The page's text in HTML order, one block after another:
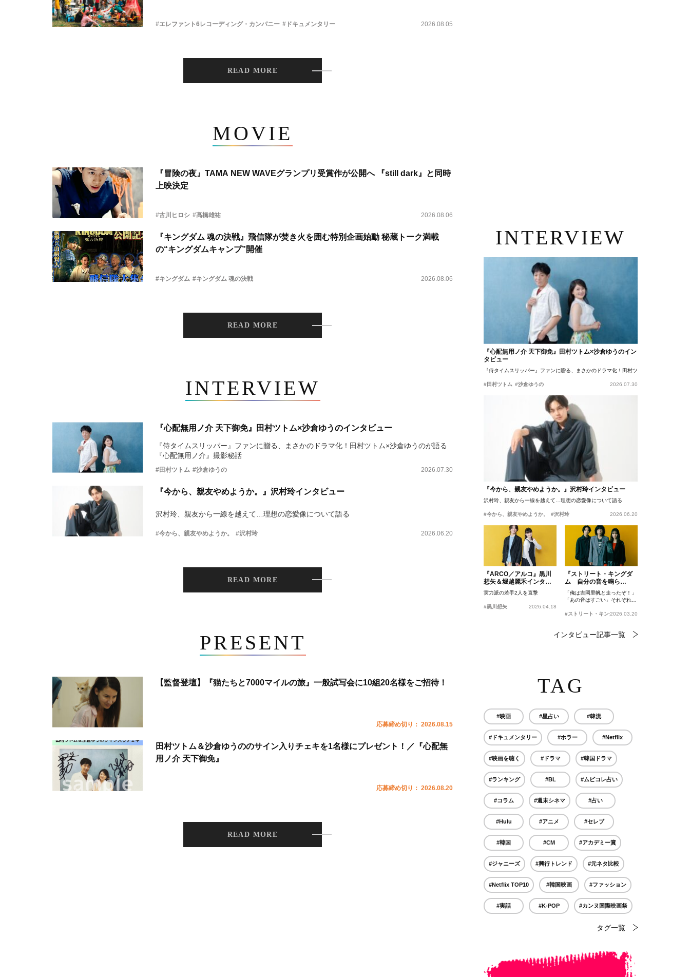
#エレファント6レコーディング・カンパニー #ドキュメンタリー 2026.08.05
READ MORE
MOVIE
『冒険の夜』TAMA NEW WAVEグランプリ受賞作が公開へ 『still dark』と同時
上映決定
#古川ヒロシ #髙橋雄祐 2026.08.06
『キングダム 魂の決戦』飛信隊が焚き火を囲む特別企画始動 秘蔵トーク満載
の“キングダムキャンプ”開催
#キングダム #キングダム 魂の決戦 2026.08.06
READ MORE
INTERVIEW
『心配無用ノ介 天下御免』田村ツトム×沙倉ゆうのインタビュー
『侍タイムスリッパー』ファンに贈る、まさかのドラマ化！田村ツトム×沙倉ゆうのが語る
『心配無用ノ介』撮影秘話
#田村ツトム #沙倉ゆうの 2026.07.30
『今から、親友やめようか。』沢村玲インタビュー
沢村玲、親友から一線を越えて…理想の恋愛像について語る
#今から、親友やめようか。 #沢村玲 2026.06.20
READ MORE
PRESENT
【監督登壇】『猫たちと7000マイルの旅』一般試写会に10組20名様をご招待！
応募締め切り： 2026.08.15
田村ツトム＆沙倉ゆうののサイン入りチェキを1名様にプレゼント！／『心配無
用ノ介 天下御免』
応募締め切り： 2026.08.20
READ MORE
INTERVIEW
『心配無用ノ介 天下御免』田村ツトム×沙倉ゆうのイン
タビュー
『侍タイムスリッパー』ファンに贈る、まさかのドラマ化！田村ツトム×沙倉ゆうのが語
#田村ツトム #沙倉ゆうの 2026.07.30
『今から、親友やめようか。』沢村玲インタビュー
沢村玲、親友から一線を越えて…理想の恋愛像について語る
#今から、親友やめようか。 #沢村玲 2026.06.20
『ARCO／アルコ』黒川
想矢＆堀越麗禾インタビ
ュー
実力派の若手2人を直撃
#黒川想矢 2026.04.18
『ストリート・キングダ
ム 自分の音を鳴ら
せ。』峯田和伸、若葉竜
也、吉岡里帆インタビュ
ー
「俺は吉岡里帆と走ったぞ！」
「あの音はすごい」それぞれの
#ストリート・キングダム 自分の音を鳴らせ。
2026.03.20
インタビュー記事一覧
TAG
#映画 #星占い #韓流
#ドキュメンタリー #ホラー #Netflix
#映画を聴く #ドラマ #韓国ドラマ
#ランキング #BL #ムビコレ占い
#コラム #週末シネマ #占い
#Hulu #アニメ #セレブ
#韓国 #CM #アカデミー賞
#ジャニーズ #興行トレンド #元ネタ比較
#Netflix TOP10 #韓国映画 #ファッション
#実話 #K-POP #カンヌ国際映画祭
タグ一覧